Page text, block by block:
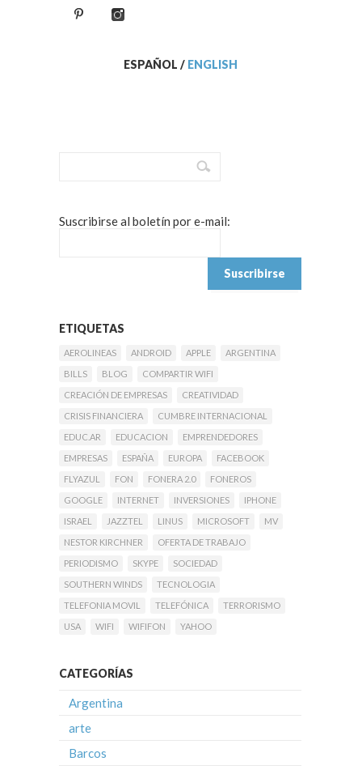
ESPAÑOL / ENGLISH
Suscribirse al boletín por e-mail:
ETIQUETAS
AEROLINEAS ANDROID APPLE
ARGENTINA
BILLS
BLOG
COMPARTIR WIFI
CREACIÓN DE EMPRESAS
CREATIVIDAD
CRISIS FINANCIERA
CUMBRE INTERNACIONAL
EDUC.AR
EDUCACION
EMPRENDEDORES
EMPRESAS
ESPAÑA EUROPA
FACEBOOK
FLYAZUL
FON FONERA 2.0
FONEROS
GOOGLE
INTERNET INVERSIONES
IPHONE
ISRAEL
JAZZTEL LINUS MICROSOFT
MV
NESTOR KIRCHNER
OFERTA DE TRABAJO
PERIODISMO
SKYPE
SOCIEDAD
SOUTHERN WINDS
TECNOLOGIA
TELEFONIA MOVIL
TELEFÓNICA
TERRORISMO
USA
WIFI WIFIFON YAHOO
CATEGORÍAS
Argentina
arte
Barcos